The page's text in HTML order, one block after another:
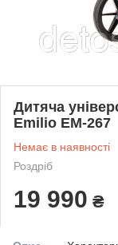
Дитяча
Emilio EM-267
Немає в наявності
Роздріб
19 990 ₴